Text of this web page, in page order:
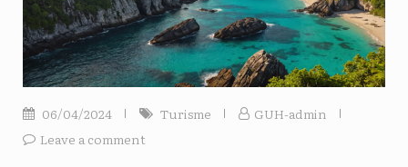
06/04/2024 Turisme
GUH-admin
Leave a comment